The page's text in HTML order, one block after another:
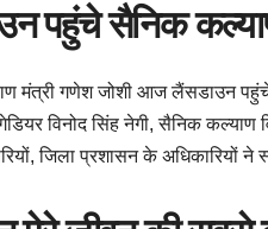
पहुंचे सैनिक
मंत्री गणेश जोशी आज लैंसडाउन
विनोद सिंह नेगी, सैनिक
जिला प्रशासन के अधिकारियों ने